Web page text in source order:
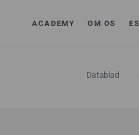
ACADEMY OM OS
Datablad